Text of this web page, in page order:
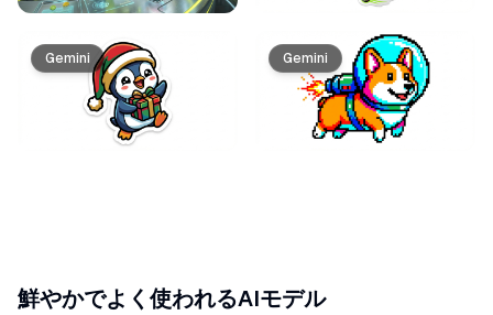
Gemini Gemini
鮮やかでよく使われるAIモデル